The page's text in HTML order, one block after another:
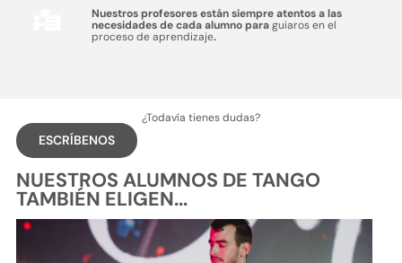
Nuestros profesores están siempre atentos a las
necesidades de cada alumno paraguiaros en el
proceso de aprendizaje.
¿Todavía tienes dudas?
ESCRÍBENOS
NUESTROS ALUMNOS DE TANGO
TAMBIÉN ELIGEN...